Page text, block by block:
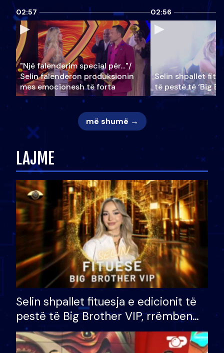
02:57
"Një falenderim special për…"/
Selin falënderon produksionin
mes emocionesh të forta
02:56
Selin shpallet
të pestë të ‘Big
më shumë →
LAJME
Selin shpallet fituesja e edicionit të
pestë të Big Brother VIP, rrëmben
çmimin e madh prej 100 mijë eurosh